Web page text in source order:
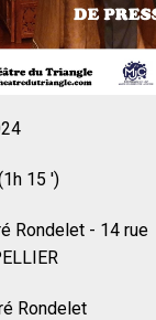
15 ')
Rondelet - 14 rue
Rondelet